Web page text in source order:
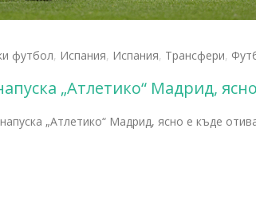
футбол, Испания, Испания, Трансфери,
„Атлетико“ Мадрид,
„Атлетико“ Мадрид, ясно е къде